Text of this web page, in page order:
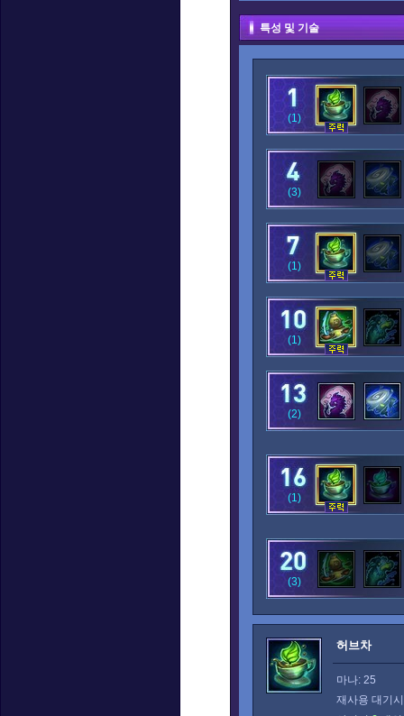
특성 및 기술
(1)
(3)
(1)
(1)
(2)
(1)
(3)
허브차
마나: 25
재사용 대기